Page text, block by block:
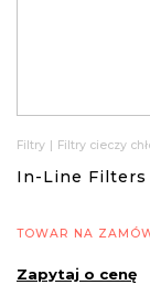
Filtry | Filtry cieczy
In-Line Filters
TOWAR NA
Zapytaj o cenę